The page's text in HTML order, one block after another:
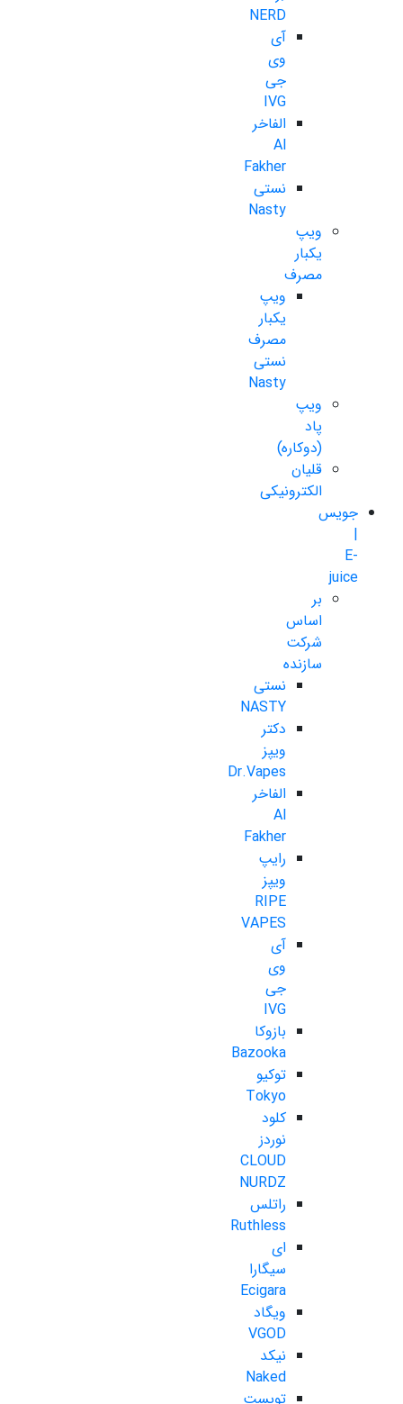
NERD
آی
وی
جی
IVG
الفاخر
Al
Fakher
نستی
Nasty
ویپ
یکبار
مصرف
ویپ
یکبار
مصرف
نستی
Nasty
ویپ
پاد
(دوکاره)
قلیان
الکترونیکی
جویس
|
E-
juice
بر
اساس
شرکت
سازنده
نستی
NASTY
دکتر
ویپز
Dr.Vapes
الفاخر
Al
Fakher
رایپ
ویپز
RIPE
VAPES
آی
وی
جی
IVG
بازوکا
Bazooka
توکیو
Tokyo
کلود
نوردز
CLOUD
NURDZ
راتلس
Ruthless
ای
سیگارا
Ecigara
ویگاد
VGOD
نیکد
Naked
تویست